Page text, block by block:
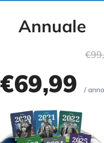
Annuale
€69,99 / anno